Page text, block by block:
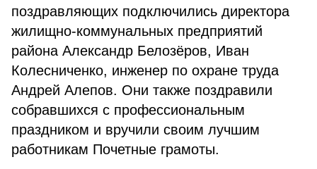
поздравляющих подключились директора
жилищно-коммунальных предприятий
района Александр Белозёров, Иван
Колесниченко, инженер по охране труда
Андрей Алепов. Они также поздравили
собравшихся с профессиональным
праздником и вручили своим лучшим
работникам Почетные грамоты.